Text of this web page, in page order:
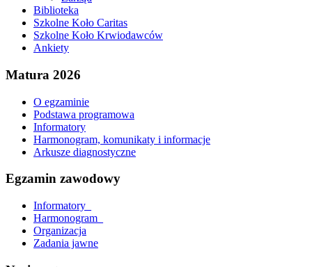
Biblioteka
Szkolne Koło Caritas
Szkolne Koło Krwiodawców
Ankiety
Matura 2026
O egzaminie
Podstawa programowa
Informatory
Harmonogram, komunikaty i informacje
Arkusze diagnostyczne
Egzamin zawodowy
Informatory_
Harmonogram_
Organizacja
Zadania jawne